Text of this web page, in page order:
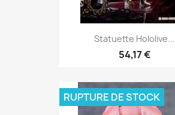
Statuette Hololive...
54,17 €
RUPTURE DE STOCK